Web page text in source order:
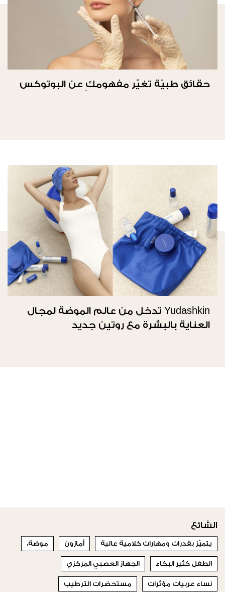
حقائق طبيّة تغيّر مفهومكِ عن البوتوكس
Yudashkin تدخل من عالم الموضة لمجال
العناية بالبشرة مع روتين جديد
الشائع
يتميّز بقدرات ومهارات كلامية عالية أمازون موضة،
الطفل كثير البكاء الجهاز العصبي المركزي
نساء عربيات مؤثرات مستحضرات الترطيب